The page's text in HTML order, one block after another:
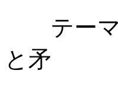
テーマ
と矛